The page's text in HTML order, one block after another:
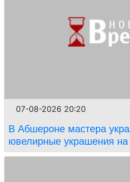
07-08-2026 20:20
В Абшероне мастера
ювелирные украшения